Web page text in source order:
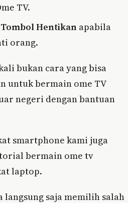
TV.
Tombol Hentikan apabila
orang.
bukan cara yang bisa
untuk bermain ome TV
negeri dengan bantuan
smartphone kami juga
bermain ome tv
laptop.
langsung saja memilih salah